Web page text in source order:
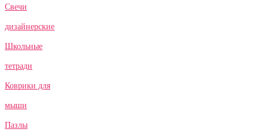
Свечи
дизайнерские
Школьные
тетради
Коврики для
мыши
Пазлы